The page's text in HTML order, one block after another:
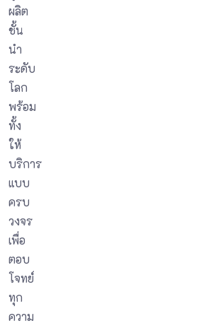
ผลิต
ชั้น
นำ
ระดับ
โลก
พร้อม
ทั้ง
ให้
บริการ
แบบ
ครบ
วงจร
เพื่อ
ตอบ
โจทย์
ทุก
ความ